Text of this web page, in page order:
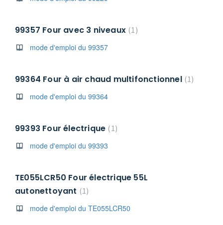
99357 Four avec 3 niveaux 1
mode d'emploi du 99357
99364 Four à air chaud multifonctionnel 1
mode d'emploi du 99364
99393 Four électrique 1
mode d'emploi du 99393
TE055LCR50 Four électrique 55L
autonettoyant
1
mode d'emploi du TE055LCR50